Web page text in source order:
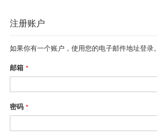
注册账户
如果你有一个账户，使用您的电子邮件地址登录。
邮箱
密码